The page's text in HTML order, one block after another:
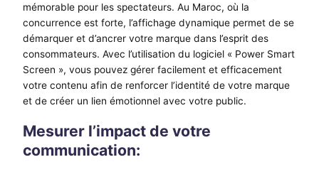
mémorable pour les spectateurs. Au Maroc, où la
concurrence est forte, l’affichage dynamique permet de se
démarquer et d’ancrer votre marque dans l’esprit des
consommateurs. Avec l’utilisation du logiciel « Power Smart
Screen », vous pouvez gérer facilement et efficacement
votre contenu afin de renforcer l’identité de votre marque
et de créer un lien émotionnel avec votre public.
Mesurer l’impact de votre
communication: